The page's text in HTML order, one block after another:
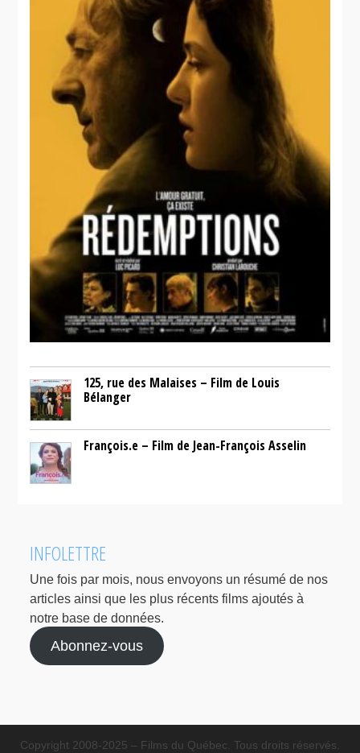
125, rue des Malaises – Film de Louis
Bélanger
François.e – Film de Jean-François Asselin
INFOLETTRE
Une fois par mois, nous envoyons un résumé de nos
articles ainsi que les plus récents films ajoutés à
notre base de données.
Abonnez-vous
Copyright 2008-2025 – Films du Québec. Tous droits réservés.